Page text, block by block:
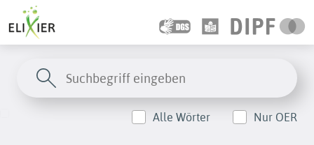
Alle Wörter Nur OER